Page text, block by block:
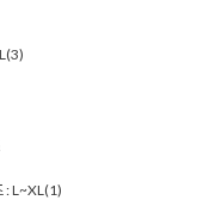
: L~XL(1)